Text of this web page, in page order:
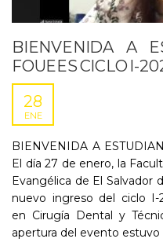
BIENVENIDA A
FOUEES CICLO I-
28
ENE
BIENVENIDA A
El día 27 de enero, la
Evangélica de El Salvador
nuevo ingreso del ciclo I-
en Cirugía Dental y
apertura del evento estuvo